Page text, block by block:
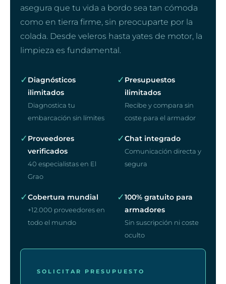
asegura que tu vida a bordo sea tan cómoda
como en tierra firme, sin preocuparte por la
colada. Desde veleros hasta yates de motor, la
limpieza es fundamental.
✓ Diagnósticos
ilimitados
Diagnostica tu
embarcación sin límites
✓ Presupuestos
ilimitados
Recibe y compara sin
coste para el armador
✓ Proveedores
verificados
40 especialistas en El
Grao
✓Chat integrado
Comunicación directa y
segura
✓Cobertura mundial
+12.000 proveedores en
todo el mundo
✓100% gratuito para
armadores
Sin suscripción ni coste
oculto
SOLICITAR PRESUPUESTO